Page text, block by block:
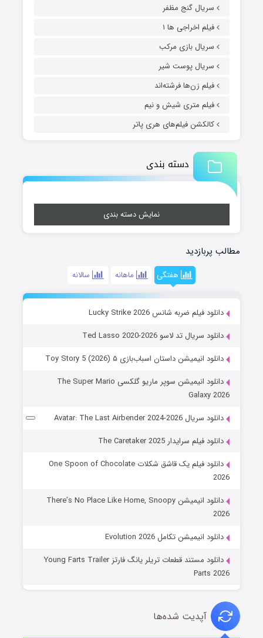
سریال گنج مظفر
فیلم اخراجی ها ۱
سریال بازی مرکب
سریال پوست شیر
فیلم زن‌ها فرشته‌اند
فیلم متری شیش و نیم
کالکشن فیلم‌های هری پاتر
دسته بندی
نمایش دسته بندی
مطالب پربازدید
هفتگی ماهانه سالانه
دانلود فیلم ضربه شانس Lucky Strike 2026
دانلود سریال تد لاسو Ted Lasso 2020-2026
دانلود انیمیشن داستان اسباب‌بازی ۵ Toy Story 5 (2026)
دانلود انیمیشن سوپر ماریو گلکسی The Super Mario
Galaxy 2026
دانلود سریال Avatar: The Last Airbender 2024-2026
دانلود فیلم سرایدار The Caretaker 2025
دانلود فیلم یک قاشق شکلات One Spoon of Chocolate
2026
دانلود انیمیشن There’s No Place Like Home, Snoopy
2026
دانلود انیمیشن تکامل Evolution 2026
دانلود مستند قطعات تریلر یانگ فارتز Young Farts Trailer
Parts 2026
آپدیت شده‌ها